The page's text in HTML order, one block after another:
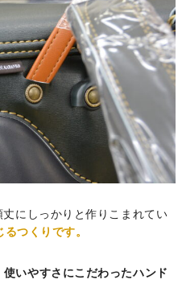
にしっかりと作りこまれてい
つくりです。
使いやすさにこだわったハンド